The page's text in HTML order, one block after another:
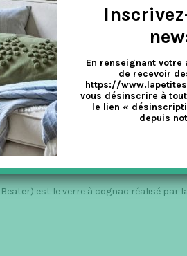
Copenhagen vient de sortir sa bougie
est le verre à cognac réalisé par
En renseignant votre
de recevoir
https://
vous désinscrire à
le lien «
depuis